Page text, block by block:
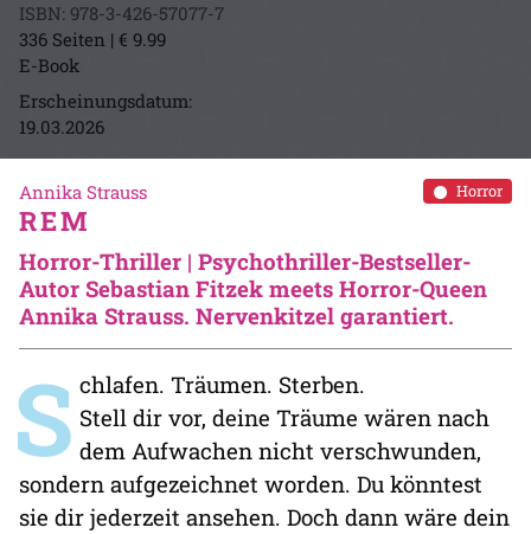
ISBN: 978-3-426-57077-7
336 Seiten | € 9.99
E-Book
Erscheinungsdatum:
19.03.2026
Horror
Annika Strauss
REM
Horror-Thriller | Psychothriller-Bestseller-
Autor Sebastian Fitzek meets Horror-Queen
Annika Strauss. Nervenkitzel garantiert.
S chlafen. Träumen. Sterben.
Stell dir vor, deine Träume wären nach
dem Aufwachen nicht verschwunden,
sondern aufgezeichnet worden. Du könntest
sie dir jederzeit ansehen. Doch dann wäre dein